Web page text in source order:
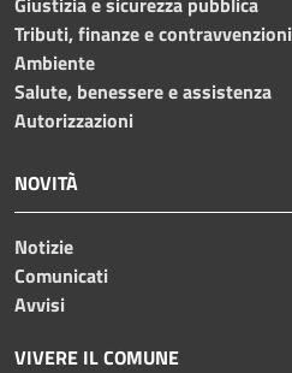
Tributi, finanze e contravvenzioni
Ambiente
Salute, benessere e assistenza
Autorizzazioni
NOVITÀ
Notizie
Comunicati
Avvisi
VIVERE IL COMUNE